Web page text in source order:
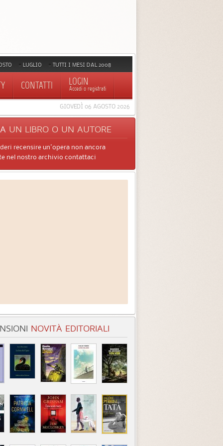
LUGLIO TUTTI I MESI DAL 2008
CONTATTI LOGIN
Accedi o registrati
GIOVEDÌ 06 AGOSTO 2026
UN LIBRO O UN AUTORE
recensire un'opera non ancora
nel nostro archivio contattaci
NOVITÀ EDITORIALI